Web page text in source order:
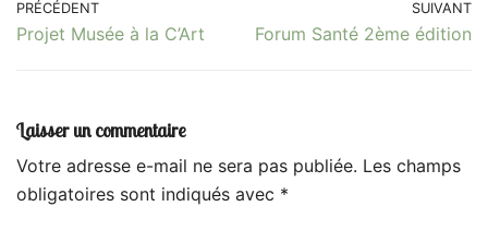
PRÉCÉDENT
Projet Musée à la C’Art
SUIVANT
Forum Santé 2ème édition
Laisser un commentaire
Votre adresse e-mail ne sera pas publiée. Les champs
obligatoires sont indiqués avec *